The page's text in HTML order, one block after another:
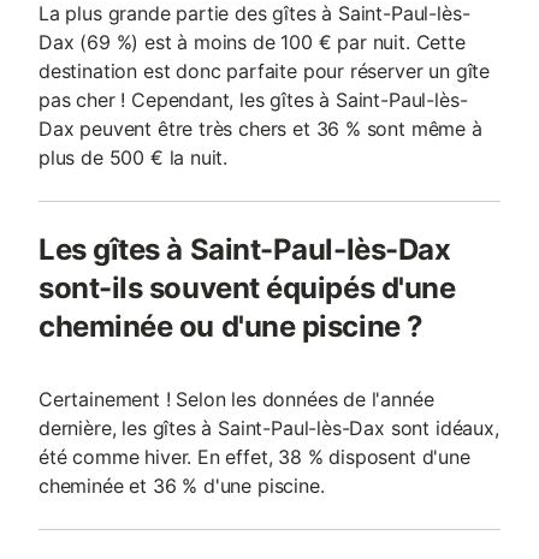
La plus grande partie des gîtes à Saint-Paul-lès-
Dax (69 %) est à moins de 100 € par nuit. Cette
destination est donc parfaite pour réserver un gîte
pas cher ! Cependant, les gîtes à Saint-Paul-lès-
Dax peuvent être très chers et 36 % sont même à
plus de 500 € la nuit.
Les gîtes à Saint-Paul-lès-Dax
sont-ils souvent équipés d'une
cheminée ou d'une piscine ?
Certainement ! Selon les données de l'année
dernière, les gîtes à Saint-Paul-lès-Dax sont idéaux,
été comme hiver. En effet, 38 % disposent d'une
cheminée et 36 % d'une piscine.